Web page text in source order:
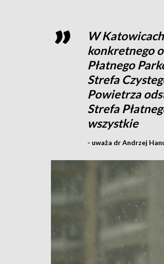
W
konkretnego
Płatnego
Strefa
Powietrza
Strefa
wszystkie
- uważa dr Andrzej